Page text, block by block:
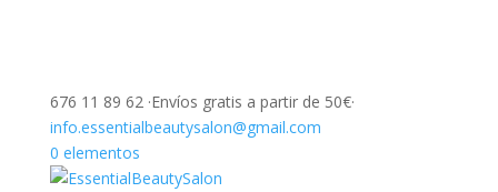
676 11 89 62 ·Envíos gratis a partir de 50€·
info.essentialbeautysalon@gmail.com
0 elementos